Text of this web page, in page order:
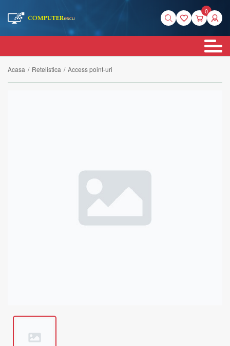
0
Acasa / Retelistica / Access point-uri